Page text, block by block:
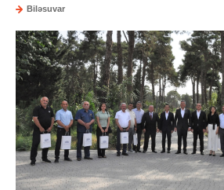
Biləsuvar